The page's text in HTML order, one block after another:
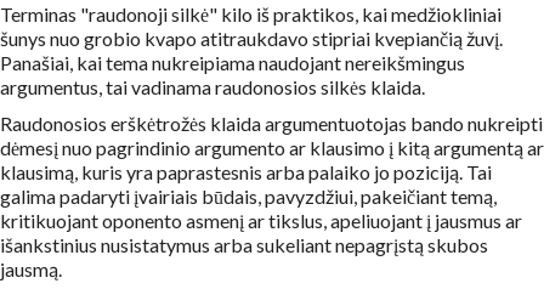
Terminas "raudonoji silkė" kilo iš praktikos, kai medžiokliniai
šunys nuo grobio kvapo atitraukdavo stipriai kvepiančią žuvį.
Panašiai, kai tema nukreipiama naudojant nereikšmingus
argumentus, tai vadinama raudonosios silkės klaida.
Raudonosios erškėtrožės klaida argumentuotojas bando nukreipti
dėmesį nuo pagrindinio argumento ar klausimo į kitą argumentą ar
klausimą, kuris yra paprastesnis arba palaiko jo poziciją. Tai
galima padaryti įvairiais būdais, pavyzdžiui, pakeičiant temą,
kritikuojant oponento asmenį ar tikslus, apeliuojant į jausmus ar
išankstinius nusistatymus arba sukeliant nepagrįstą skubos
jausmą.